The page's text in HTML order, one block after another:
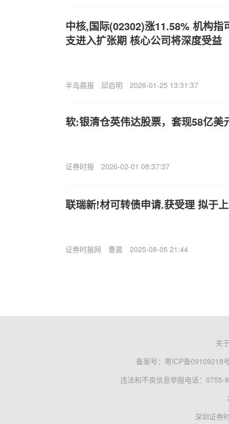
中核,国际(02302)涨11.58% 机构指
支进入扩张期 核心公司将深度受益
半岛晨报 邱启明 2026-01-25 13:31:37
软:银清仓英伟达股票，套现58亿
证券时报 2026-02-01 08:37:37
联瑞新!材可转债申请.获受理 拟于
证券时报网 曹晨 2025-08-05 21:44
关
备案号： 粤ICP备09109218
违法和不良信息举报电话：0755-
深圳证券